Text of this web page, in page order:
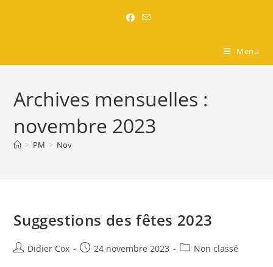
Menu
Archives mensuelles :
novembre 2023
> PM > Nov
Suggestions des fêtes 2023
Didier Cox 24 novembre 2023 Non classé